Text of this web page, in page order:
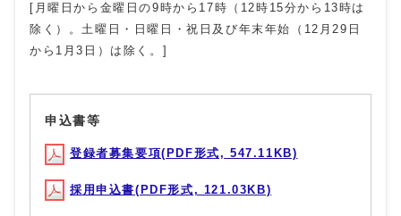
[月曜日から金曜日の9時から17時（12時15分から13時は
除く）。土曜日・日曜日・祝日及び年末年始（12月29日
から1月3日）は除く。]
申込書等
登録者募集要項(PDF形式, 547.11KB)
採用申込書(PDF形式, 121.03KB)